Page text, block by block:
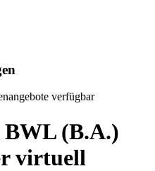
verfügbar
BWL (B.A.)
virtuell